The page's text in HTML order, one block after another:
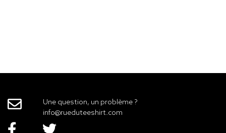
Une question, un problème ?
info@rueduteeshirt.com